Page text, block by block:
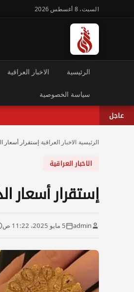
السبت، 8 أغسطس 2026
الرئيسية الاخبار العراقية
سياسة الخصوصية
عاجل
الرئيسية الاخبار العراقية إستقرار أسعار
الاخبار العراقية
إستقرار أسعار
admin 5 مايو 2025، 11:22 ص